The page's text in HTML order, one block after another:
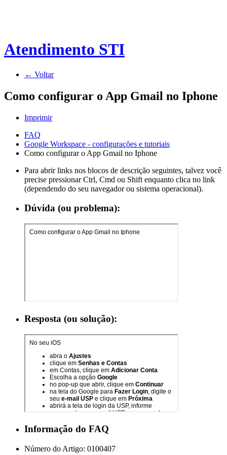
Atendimento STI
← Voltar
Como configurar o App Gmail no Iphone
Imprimir
FAQ
Google Workspace - configurações e tutoriais
Como configurar o App Gmail no Iphone
Para abrir links nos blocos de descrição seguintes, talvez você
precise pressionar Ctrl, Cmd ou Shift enquanto clica no link
(dependendo do seu navegador ou sistema operacional).
Dúvida (ou problema):
Resposta (ou solução):
Informação do FAQ
Número do Artigo: 0100407